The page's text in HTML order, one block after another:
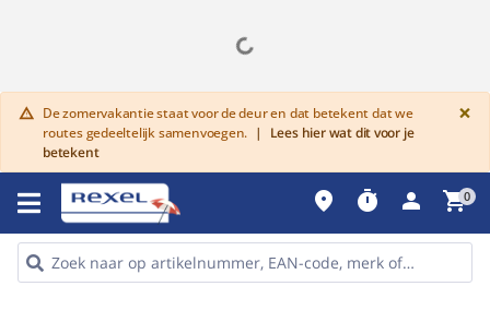
warning De zomervakantie staat voor de deur en dat betekent dat we
routes gedeeltelijk samenvoegen. |
Lees hier wat dit voor je
betekent
×
place timer person shopping_cart0